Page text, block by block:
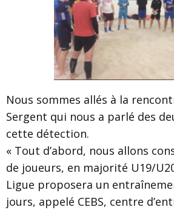
Nous sommes allés à la
Sergent qui nous a parlé des
cette détection.
« Tout d’abord, nous allons
de joueurs, en majorité U19/
Ligue proposera un
jours, appelé CEBS, centre